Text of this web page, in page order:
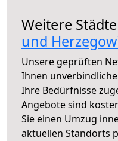
Weitere
und
Unsere geprüften
Ihnen
Ihre Bedürfnisse
Angebote sind
Sie einen Umzug
aktuellen Standorts